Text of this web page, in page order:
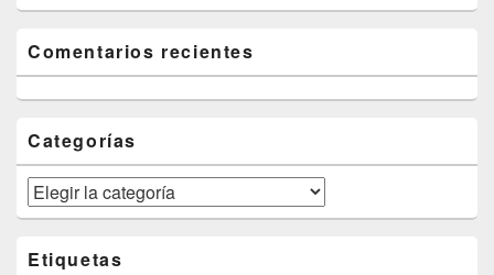
Comentarios recientes
Categorías
Categorías
Etiquetas